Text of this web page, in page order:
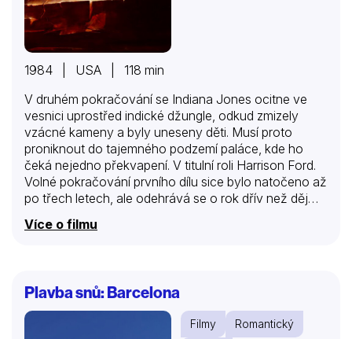
1984 | USA | 118 min
V druhém pokračování se Indiana Jones ocitne ve
vesnici uprostřed indické džungle, odkud zmizely
vzácné kameny a byly uneseny děti. Musí proto
proniknout do tajemného podzemí paláce, kde ho
čeká nejedno překvapení. V titulní roli Harrison Ford.
Volné pokračování prvního dílu sice bylo natočeno až
po třech letech, ale odehrává se o rok dřív než děj
dobrodruh se tentokrát zaplete v Šanghaji s čínským
vzácné kameny a uneseny děti. Obyvatelé se
domnívají, že kameny jsou ukryty v paláci mladičkého
mahárádži z Pankotu, sloužícího kultu kruté bohyně…
Více o filmu
Plavba snů: Barcelona
Filmy
Romantický